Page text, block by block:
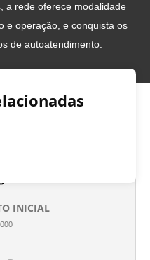
a rede oferece modalidade
e operação, e conquista os
de autoatendimento.
INICIAL